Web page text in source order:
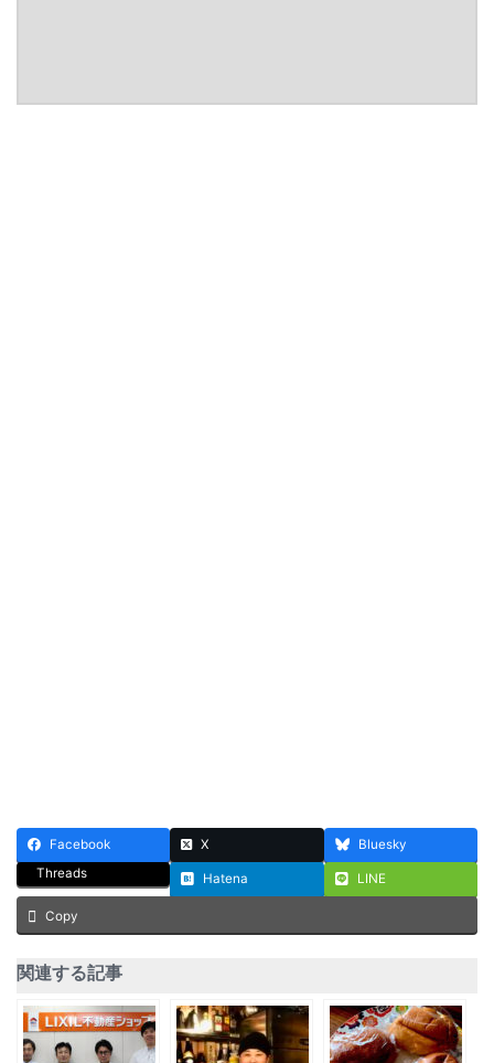
Facebook X
Bluesky
Threads
Hatena LINE
Copy
関連する記事